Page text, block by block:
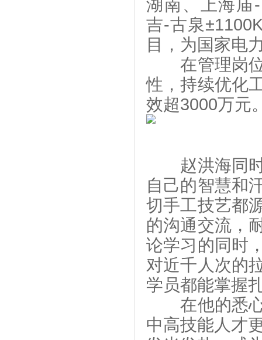
湖南、上海庙
吉-古泉
目，为国家电
在管理岗位
性，持续优化
效超3000万元
赵洪海同时
自己的智慧和
切手工技艺都
的沟通交流，
论学习的同时
对近千人次的
学员都能掌握
在他的悉心
中高技能人才